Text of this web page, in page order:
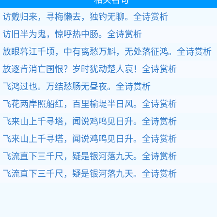
访戴归来，寻梅懒去，独钓无聊。全诗赏析
访旧半为鬼，惊呼热中肠。全诗赏析
放眼暮江千顷，中有离愁万斛，无处落征鸿。全诗赏析
放逐肯消亡国恨？岁时犹动楚人哀！全诗赏析
飞鸿过也。万结愁肠无昼夜。全诗赏析
飞花两岸照船红，百里榆堤半日风。全诗赏析
飞来山上千寻塔，闻说鸡鸣见日升。全诗赏析
飞来山上千寻塔，闻说鸡鸣见日升。全诗赏析
飞流直下三千尺，疑是银河落九天。全诗赏析
飞流直下三千尺，疑是银河落九天。全诗赏析